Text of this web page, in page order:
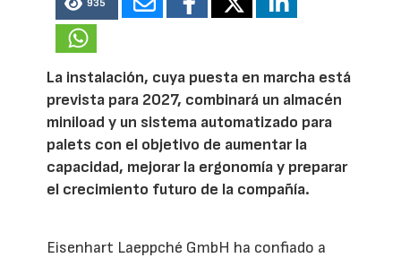
935
La instalación, cuya puesta en marcha está
prevista para 2027, combinará un almacén
miniload y un sistema automatizado para
palets con el objetivo de aumentar la
capacidad, mejorar la ergonomía y preparar
el crecimiento futuro de la compañía.
Eisenhart Laeppché GmbH ha confiado a